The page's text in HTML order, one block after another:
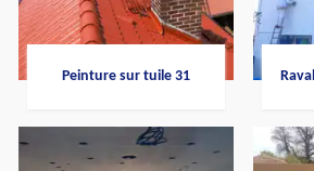
Peinture sur tuile 31